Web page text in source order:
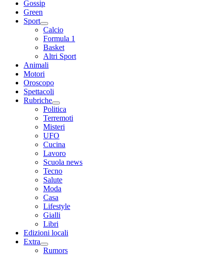
Gossip
Green
Sport
Calcio
Formula 1
Basket
Altri Sport
Animali
Motori
Oroscopo
Spettacoli
Rubriche
Politica
Terremoti
Misteri
UFO
Cucina
Lavoro
Scuola news
Tecno
Salute
Moda
Casa
Lifestyle
Gialli
Libri
Edizioni locali
Extra
Rumors